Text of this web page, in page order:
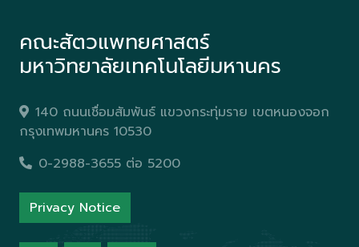
คณะสัตวแพทยศาสตร์
มหาวิทยาลัยเทคโนโลยีมหานคร
140 ถนนเชื่อมสัมพันธ์ แขวงกระทุ่มราย เขตหนองจอก
กรุงเทพมหานคร 10530
0-2988-3655 ต่อ 5200
Privacy Notice